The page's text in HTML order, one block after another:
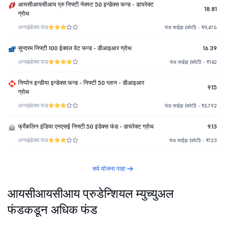
आयसीआयसीआय प्रु निफ्टी नेक्स्ट 50 इन्डेक्स फन्ड - डायरेक्ट
ग्रोथ
18.81
अन्यइंडेक्स फंड फंड साईझ (कोटी) - ₹9,476
सुन्दरम निफ्टी 100 ईक्वल वेट फन्ड - डीआइआर ग्रोथ 16.39
अन्यइंडेक्स फंड फंड साईझ (कोटी) - ₹142
निप्पोन इन्डीया इन्डेक्स फन्ड - निफ्टी 50 प्लान - डीआइआर
ग्रोथ
9.15
अन्यइंडेक्स फंड फंड साईझ (कोटी) - ₹3,792
फ्रँकलिन इंडिया एनएसई निफ्टी 50 इंडेक्स फंड - डायरेक्ट ग्रोथ 9.13
अन्यइंडेक्स फंड फंड साईझ (कोटी) - ₹723
सर्व योजना पाहा
आयसीआयसीआय प्रुडेन्शियल म्युच्युअल
फंडकडून अधिक फंड